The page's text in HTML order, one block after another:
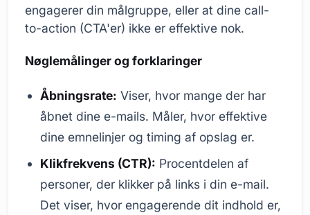
engagerer din målgruppe, eller at dine call-
to-action (CTA'er) ikke er effektive nok.
Nøglemålinger og forklaringer
Åbningsrate: Viser, hvor mange der har
åbnet dine e-mails. Måler, hvor effektive
dine emnelinjer og timing af opslag er.
Klikfrekvens (CTR): Procentdelen af
personer, der klikker på links i din e-mail.
Det viser, hvor engagerende dit indhold er,